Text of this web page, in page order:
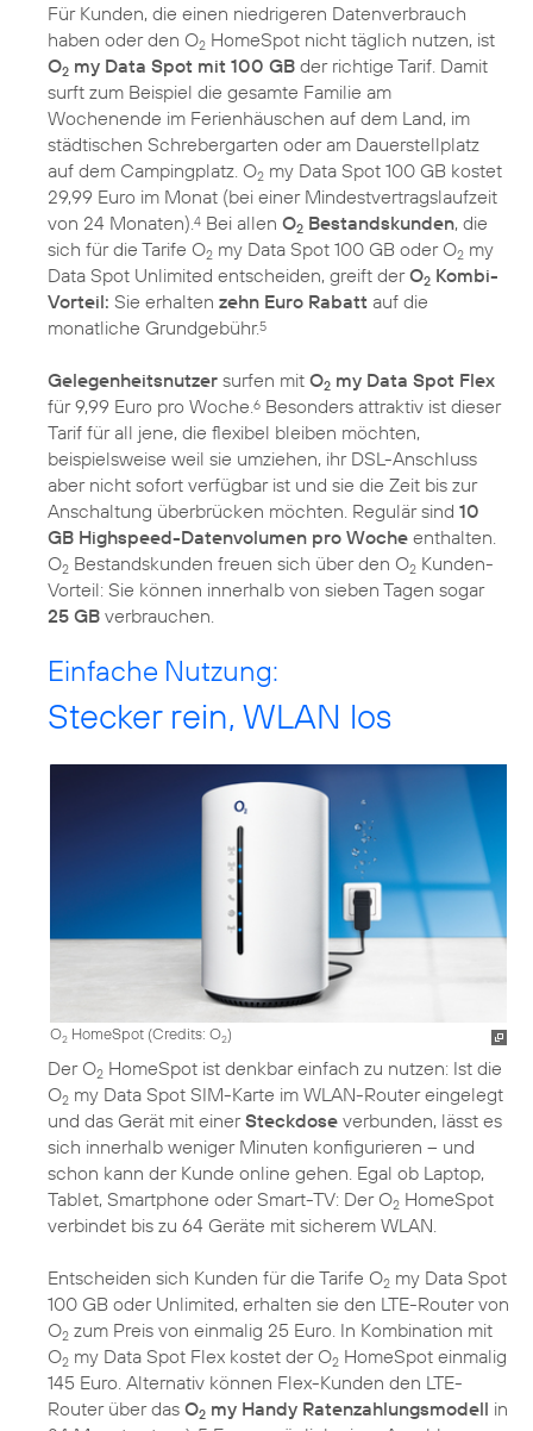
Für Kunden, die einen niedrigeren Datenverbrauch
haben oder den O2 HomeSpot nicht täglich nutzen, ist
O2 my Data Spot mit 100 GB der richtige Tarif. Damit
surft zum Beispiel die gesamte Familie am
Wochenende im Ferienhäuschen auf dem Land, im
städtischen Schrebergarten oder am Dauerstellplatz
auf dem Campingplatz. O2 my Data Spot 100 GB kostet
29,99 Euro im Monat (bei einer Mindestvertragslaufzeit
von 24 Monaten).4 Bei allen O2 Bestandskunden, die
sich für die Tarife O2 my Data Spot 100 GB oder O2 my
Data Spot Unlimited entscheiden, greift derO2 Kombi-
Vorteil: Sie erhalten zehn Euro Rabatt auf die
monatliche Grundgebühr.5
Gelegenheitsnutzer surfen mit O2 my Data Spot Flex
für 9,99 Euro pro Woche.6 Besonders attraktiv ist dieser
Tarif für all jene, die flexibel bleiben möchten,
beispielsweise weil sie umziehen, ihr DSL-Anschluss
aber nicht sofort verfügbar ist und sie die Zeit bis zur
Anschaltung überbrücken möchten. Regulär sind 10
GB Highspeed-Datenvolumen pro Woche enthalten.
O2 Bestandskunden freuen sich über den O2 Kunden-
Vorteil: Sie können innerhalb von sieben Tagen sogar
25 GB verbrauchen.
Einfache Nutzung:
Stecker rein, WLAN los
O2 HomeSpot (Credits: O2)
Der O2 HomeSpot ist denkbar einfach zu nutzen: Ist die
O2 my Data Spot SIM-Karte im WLAN-Router eingelegt
und das Gerät mit einerSteckdose verbunden, lässt es
sich innerhalb weniger Minuten konfigurieren – und
schon kann der Kunde online gehen. Egal ob Laptop,
Tablet, Smartphone oder Smart-TV: Der O2 HomeSpot
verbindet bis zu 64 Geräte mit sicherem WLAN.
Entscheiden sich Kunden für die Tarife O2 my Data Spot
100 GB oder Unlimited, erhalten sie den LTE-Router von
O2 zum Preis von einmalig 25 Euro. In Kombination mit
O2 my Data Spot Flex kostet der O2 HomeSpot einmalig
145 Euro. Alternativ können Flex-Kunden den LTE-
Router über das O2 my Handy Ratenzahlungsmodell in